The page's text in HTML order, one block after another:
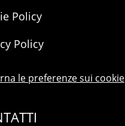
Policy
Policy
le preferenze sui cookie